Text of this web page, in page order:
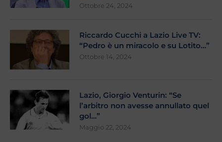
Ottobre 24, 2024
Riccardo Cucchi a Lazio Live TV:
“Pedro è un miracolo e su Lotito…”
Ottobre 14, 2024
Lazio, Giorgio Venturin: “Se
l’arbitro non avesse annullato quel
gol…”
Maggio 22, 2024